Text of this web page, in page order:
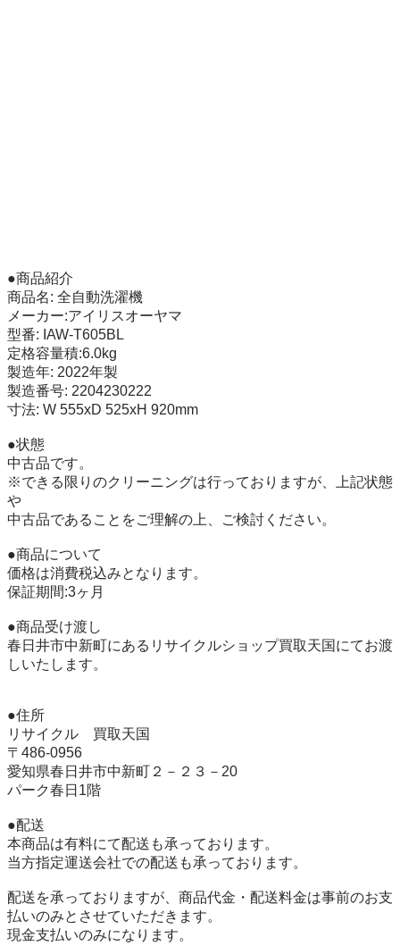
●商品紹介
商品名: 全自動洗濯機
メーカー:アイリスオーヤマ
型番: IAW-T605BL
定格容量積:6.0kg
製造年: 2022年製
製造番号: 2204230222
寸法: W 555xD 525xH 920mm
●状態
中古品です。
※できる限りのクリーニングは行っておりますが、上記状態
や
中古品であることをご理解の上、ご検討ください。
●商品について
価格は消費税込みとなります。
保証期間:3ヶ月
●商品受け渡し
春日井市中新町にあるリサイクルショップ買取天国にてお渡
しいたします。
●住所
リサイクル　買取天国
〒486-0956
愛知県春日井市中新町２－２３－20
パーク春日1階
●配送
本商品は有料にて配送も承っております。
当方指定運送会社での配送も承っております。
配送を承っておりますが、商品代金・配送料金は事前のお支
払いのみとさせていただきます。
現金支払いのみになります。